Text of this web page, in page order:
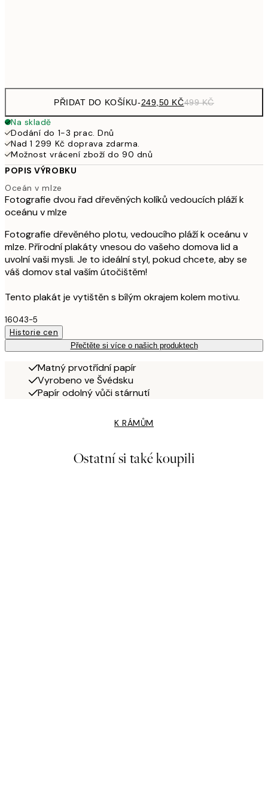
PŘIDAT DO KOŠÍKU-249,50 KČ499 KČ
Na skladě
Dodání do 1-3 prac. Dnů
Nad 1 299 Kč doprava zdarma.
Možnost vrácení zboží do 90 dnů
POPIS VÝROBKU
Oceán v mlze
Fotografie dvou řad dřevěných kolíků vedoucích pláží k
oceánu v mlze
Fotografie dřevěného plotu, vedoucího pláží k oceánu v
mlze. Přírodní plakáty vnesou do vašeho domova lid a
uvolní vaši mysli. Je to ideální styl, pokud chcete, aby se
váš domov stal vaším útočištěm!
Tento plakát je vytištěn s bílým okrajem kolem motivu.
16043-5
Historie cen
Přečtěte si více o našich produktech
Matný prvotřídní papír
Vyrobeno ve Švédsku
Papír odolný vůči stárnutí
K RÁMŮM
Ostatní si také koupili